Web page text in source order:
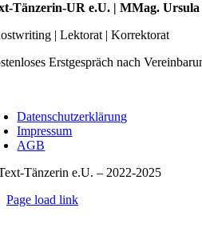
Tänzerin-UR e.U. | MMag. Ursula
| Lektorat | Korrektorat
Erstgespräch nach
Datenschutzerklärung
Impressum
AGB
Tänzerin e.U. – 2022-2025
Page load link